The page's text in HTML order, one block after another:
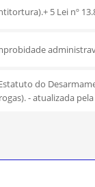
5 Lei nº
do
- atualizada